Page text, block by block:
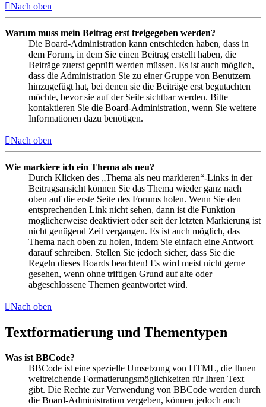
Nach oben
Warum muss mein Beitrag erst freigegeben werden?
Die Board-Administration kann entschieden haben, dass in
dem Forum, in dem Sie einen Beitrag erstellt haben, die
Beiträge zuerst geprüft werden müssen. Es ist auch möglich,
dass die Administration Sie zu einer Gruppe von Benutzern
hinzugefügt hat, bei denen sie die Beiträge erst begutachten
möchte, bevor sie auf der Seite sichtbar werden. Bitte
kontaktieren Sie die Board-Administration, wenn Sie weitere
Informationen dazu benötigen.
Nach oben
Wie markiere ich ein Thema als neu?
Durch Klicken des „Thema als neu markieren“-Links in der
Beitragsansicht können Sie das Thema wieder ganz nach
oben auf die erste Seite des Forums holen. Wenn Sie den
entsprechenden Link nicht sehen, dann ist die Funktion
möglicherweise deaktiviert oder seit der letzten Markierung ist
nicht genügend Zeit vergangen. Es ist auch möglich, das
Thema nach oben zu holen, indem Sie einfach eine Antwort
darauf schreiben. Stellen Sie jedoch sicher, dass Sie die
Regeln dieses Boards beachten! Es wird meist nicht gerne
gesehen, wenn ohne triftigen Grund auf alte oder
abgeschlossene Themen geantwortet wird.
Nach oben
Textformatierung und Thementypen
Was ist BBCode?
BBCode ist eine spezielle Umsetzung von HTML, die Ihnen
weitreichende Formatierungsmöglichkeiten für Ihren Text
gibt. Die Rechte zur Verwendung von BBCode werden durch
die Board-Administration vergeben, können jedoch auch